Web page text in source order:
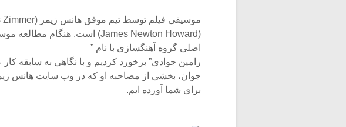
موسیقی فیلم توسط تیم موفق هانس زیمر (Hans Zimmer) وجیمز نیوتن هوارد
(James Newton Howard) است. هنگام مطالعه موسیقی این فیلم، در بین اعضای
اصلی گروه آهنگسازی با نام ”
رامین جوادی” برخورد کردیم و با نگاهی به سابقه کار
جوان، بخشی از مصاحبه او که در وب سایت هانس زیمر
برای شما آورده ایم.